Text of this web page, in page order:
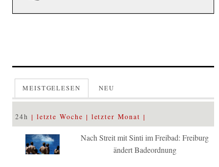
MEISTGELESEN NEU
24h letzte Woche letzter Monat
Nach Streit mit Sinti im Freibad: Freiburg
ändert Badeordnung